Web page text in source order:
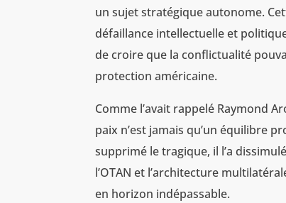
un sujet stratégique autonome.
défaillance intellectuelle et
de croire que la conflictualité
protection américaine.
Comme l’avait rappelé Raymond
paix n’est jamais qu’un équilibre
supprimé le tragique, il l’a
l’OTAN et l’architecture
en horizon indépassable.